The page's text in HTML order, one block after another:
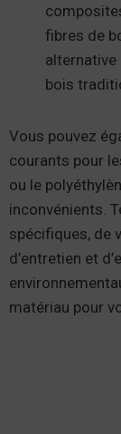
fibres de
alternative
bois
Vous pouvez
courants pour
ou le
inconvénients.
spécifiques, de
d’entretien et
matériau pour